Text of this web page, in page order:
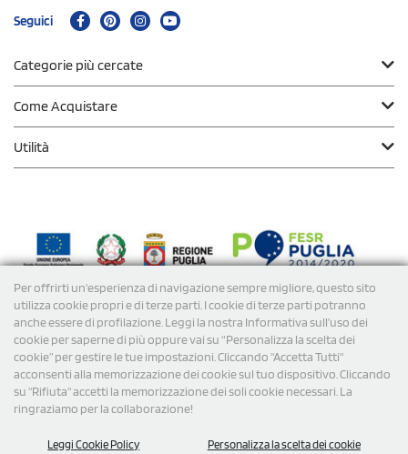
Per offrirti un'esperienza di navigazione sempre migliore, questo sito
utilizza cookie propri e di terze parti. I cookie di terze parti potranno
anche essere di profilazione. Leggi la nostra Informativa sull’uso dei
cookie per saperne di più oppure vai su “Personalizza la scelta dei
cookie” per gestire le tue impostazioni. Cliccando "Accetta Tutti"
acconsenti alla memorizzazione dei cookie sul tuo dispositivo. Cliccando
su "Rifiuta" accetti la memorizzazione dei soli cookie necessari. La
ringraziamo per la collaborazione!
Leggi Cookie Policy Personalizza la scelta dei cookie
Seguici
Categorie più cercate
Come Acquistare
Utilità
Modalità diPagamento
Spedizioni